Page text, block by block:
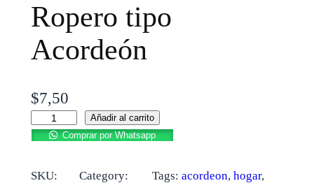
Ropero tipo
Acordeón
$7,50
Añadir al carrito
Comprar por Whatsapp
SKU:
Category:
Tags:acordeon, hogar